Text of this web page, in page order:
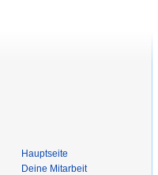
Hauptseite
Deine Mitarbeit